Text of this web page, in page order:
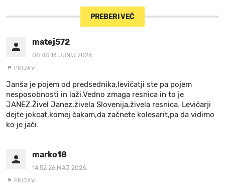
PREBERI VEČ
matej572
08:48 14.JUNIJ 2026.
PRIJAVI
Janša je pojem od predsednika,levičatji ste pa pojem
nesposobnosti in laži.Vedno zmaga resnica in to je
JANEZ.Živel Janez,živela Slovenija,živela resnica. Levičarji
dejte jokcat,komej čakam,da začnete kolesarit,pa da vidimo
ko je jači.
marko18
14:52 26.MAJ 2026.
PRIJAVI